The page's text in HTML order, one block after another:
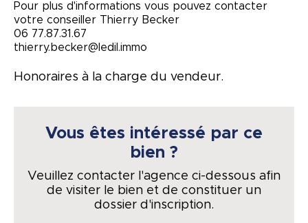
Pour plus d'informations vous pouvez contacter
votre conseiller Thierry Becker
06 77.87.31.67
thierry.becker@ledil.immo
Honoraires à la charge du vendeur.
Vous êtes intéressé par ce
bien ?
Veuillez contacter l'agence ci-dessous afin
de visiter le bien et de constituer un
dossier d'inscription.